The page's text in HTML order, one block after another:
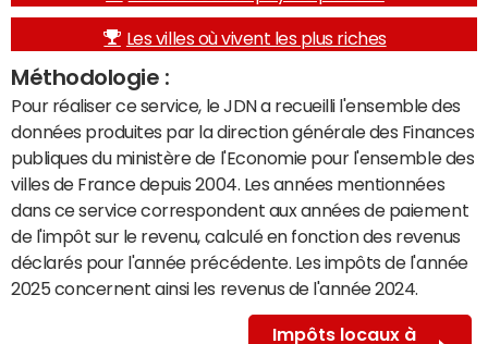
Les villes où vivent les plus riches
Méthodologie :
Pour réaliser ce service, le JDN a recueilli l'ensemble des
données produites par la direction générale des Finances
publiques du ministère de l'Economie pour l'ensemble des
villes de France depuis 2004. Les années mentionnées
dans ce service correspondent aux années de paiement
de l'impôt sur le revenu, calculé en fonction des revenus
déclarés pour l'année précédente. Les impôts de l'année
2025 concernent ainsi les revenus de l'année 2024.
Impôts locaux à